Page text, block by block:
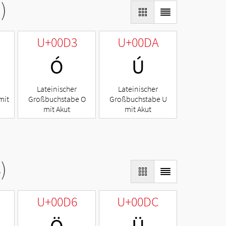
U+00D3
Ó
Lateinischer
Großbuchstabe O
mit Akut
U+00DA
Ú
Lateinischer
Großbuchstabe U
mit Akut
U+00D6 U+00DC